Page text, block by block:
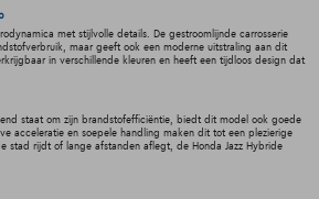
met stijlvolle details. De gestroomlijnde carrosserie
maar geeft ook een moderne uitstraling aan dit
in verschillende kleuren en heeft een tijdloos design dat
staat om zijn brandstofefficiëntie, biedt dit model ook goede
acceleratie en soepele handling maken dit tot een plezierige
stad rijdt of lange afstanden aflegt, de Honda Jazz Hybride